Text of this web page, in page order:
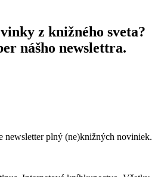
z knižného sveta?
nášho newslettra.
newsletter plný (ne)knižných noviniek.